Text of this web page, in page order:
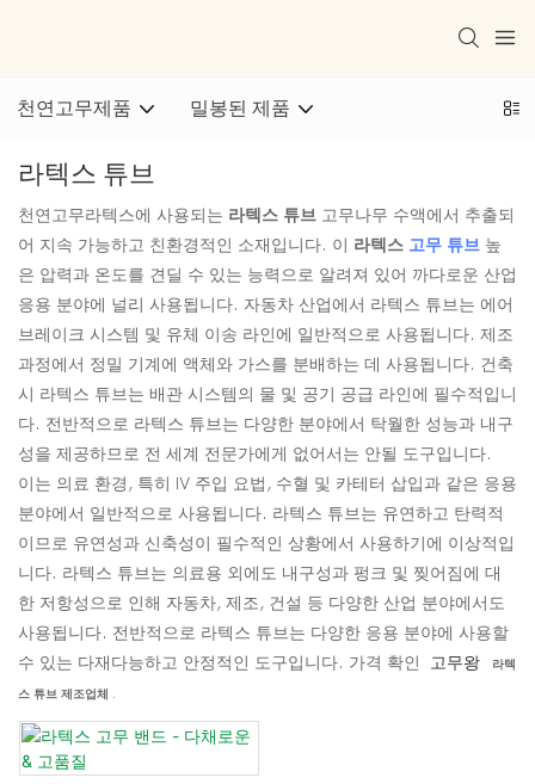
천연고무제품 밀봉된 제품
라텍스 튜브
천연고무라텍스에 사용되는 라텍스 튜브 고무나무 수액에서 추출되
어 지속 가능하고 친환경적인 소재입니다. 이 라텍스 고무 튜브 높
은 압력과 온도를 견딜 수 있는 능력으로 알려져 있어 까다로운 산업
응용 분야에 널리 사용됩니다. 자동차 산업에서 라텍스 튜브는 에어
브레이크 시스템 및 유체 이송 라인에 일반적으로 사용됩니다. 제조
과정에서 정밀 기계에 액체와 가스를 분배하는 데 사용됩니다. 건축
시 라텍스 튜브는 배관 시스템의 물 및 공기 공급 라인에 필수적입니
다. 전반적으로 라텍스 튜브는 다양한 분야에서 탁월한 성능과 내구
성을 제공하므로 전 세계 전문가에게 없어서는 안될 도구입니다.
이는 의료 환경, 특히 IV 주입 요법, 수혈 및 카테터 삽입과 같은 응용
분야에서 일반적으로 사용됩니다. 라텍스 튜브는 유연하고 탄력적
이므로 유연성과 신축성이 필수적인 상황에서 사용하기에 이상적입
니다. 라텍스 튜브는 의료용 외에도 내구성과 펑크 및 찢어짐에 대
한 저항성으로 인해 자동차, 제조, 건설 등 다양한 산업 분야에서도
사용됩니다. 전반적으로 라텍스 튜브는 다양한 응용 분야에 사용할
수 있는 다재다능하고 안정적인 도구입니다. 가격 확인
고무왕 라텍
스 튜브 제조업체 .